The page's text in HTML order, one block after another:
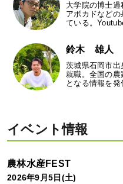
大学院の博士
アボカドなど
ている。
鈴木 雄人
茨城県石岡市出
就職。全国の農
となる情報を
イベント情報
農林水産FEST
2026年9月5日(土)